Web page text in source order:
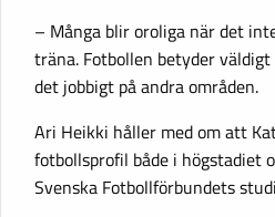
– Många blir oroliga när det
träna. Fotbollen betyder
det jobbigt på andra områden.
Ari Heikki håller med om att
fotbollsprofil både i högstadiet
Svenska Fotbollförbundets